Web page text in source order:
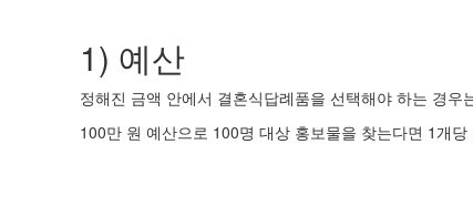
1) 예산
정해진 금액 안에서 결혼식답례품을 선택해야 하는 경
100만 원 예산으로 100명 대상 홍보물을 찾는다면 1개